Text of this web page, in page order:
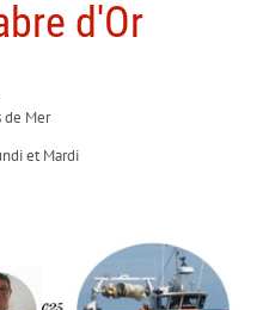
d'Or
de Mer
et Mardi